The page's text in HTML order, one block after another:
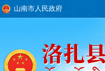
山南市人民政府